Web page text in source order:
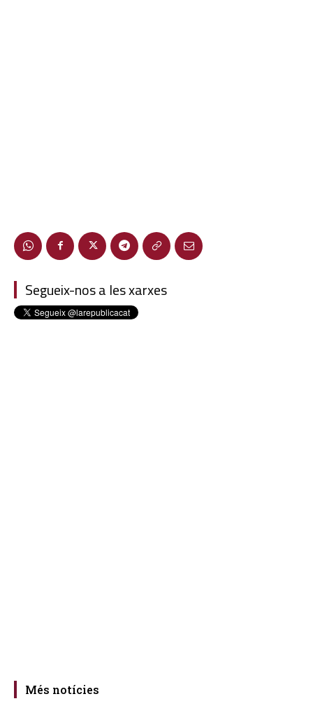
Segueix-nos a les xarxes
Més notícies